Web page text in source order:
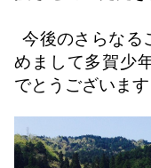
今後のさらなる
めまして多賀少
でとうございます